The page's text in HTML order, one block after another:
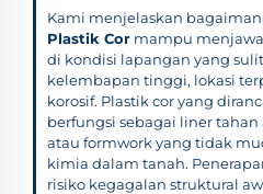
Kami menjelaskan
Plastik Cor mampu
di kondisi lapangan yang
kelembapan tinggi, lokasi
korosif. Plastik cor yang
berfungsi sebagai liner
atau formwork yang tidak
kimia dalam tanah.
risiko kegagalan struktural